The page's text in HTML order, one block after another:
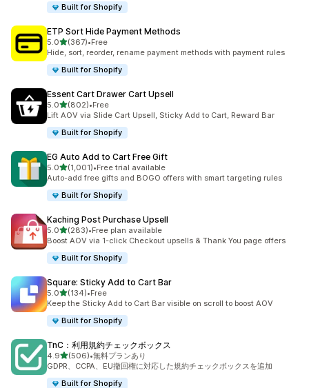
Built for Shopify
ETP Sort Hide Payment Methods
5.05つ星中
(367)
合計レビュー数：367件
•Free
Hide, sort, reorder, rename payment methods with payment rules
Built for Shopify
Essent Cart Drawer Cart Upsell
5.05つ星中
(802)
合計レビュー数：802件
•Free
Lift AOV via Slide Cart Upsell, Sticky Add to Cart, Reward Bar
Built for Shopify
EG Auto Add to Cart Free Gift
5.05つ星中
(1,001)
合計レビュー数：1001件
•Free trial available
Auto-add free gifts and BOGO offers with smart targeting rules
Built for Shopify
Kaching Post Purchase Upsell
5.05つ星中
(283)
合計レビュー数：283件
•Free plan available
Boost AOV via 1-click Checkout upsells & Thank You page offers
Built for Shopify
Square: Sticky Add to Cart Bar
5.05つ星中
(134)
合計レビュー数：134件
•Free
Keep the Sticky Add to Cart Bar visible on scroll to boost AOV
Built for Shopify
TnC：利用規約チェックボックス
4.95つ星中
(506)
合計レビュー数：506件
•無料プランあり
GDPR、CCPA、EU撤回権に対応した規約チェックボックスを追加
Built for Shopify